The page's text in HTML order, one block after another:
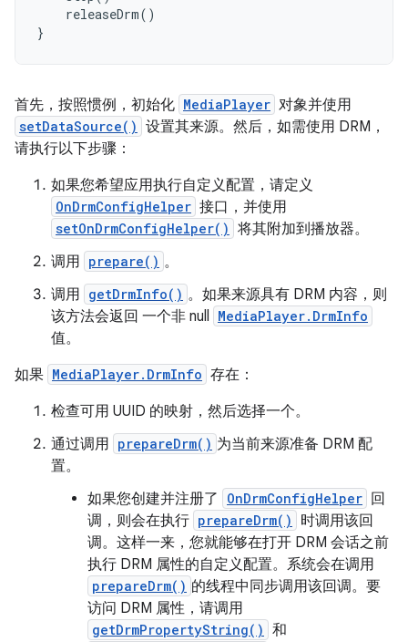
releaseDrm()
}
首先，按照惯例，初始化 MediaPlayer 对象并使用
setDataSource() 设置其来源。然后，如需使用 DRM，
请执行以下步骤：
如果您希望应用执行自定义配置，请定义
OnDrmConfigHelper 接口，并使用
setOnDrmConfigHelper() 将其附加到播放器。
调用 prepare() 。
调用 getDrmInfo() 。如果来源具有 DRM 内容，则
该方法会返回 一个非 null MediaPlayer.DrmInfo
值。
如果 MediaPlayer.DrmInfo 存在：
检查可用 UUID 的映射，然后选择一个。
通过调用 prepareDrm() 为当前来源准备 DRM 配
置。
如果您创建并注册了
OnDrmConfigHelper 回
调，则会在执行 prepareDrm()
时调用该回
调。这样一来，您就能够在打开 DRM 会话之前
执行 DRM 属性的自定义配置。系统会在调用
prepareDrm() 的线程中同步调用该回调。要
访问 DRM 属性，请调用
getDrmPropertyString() 和